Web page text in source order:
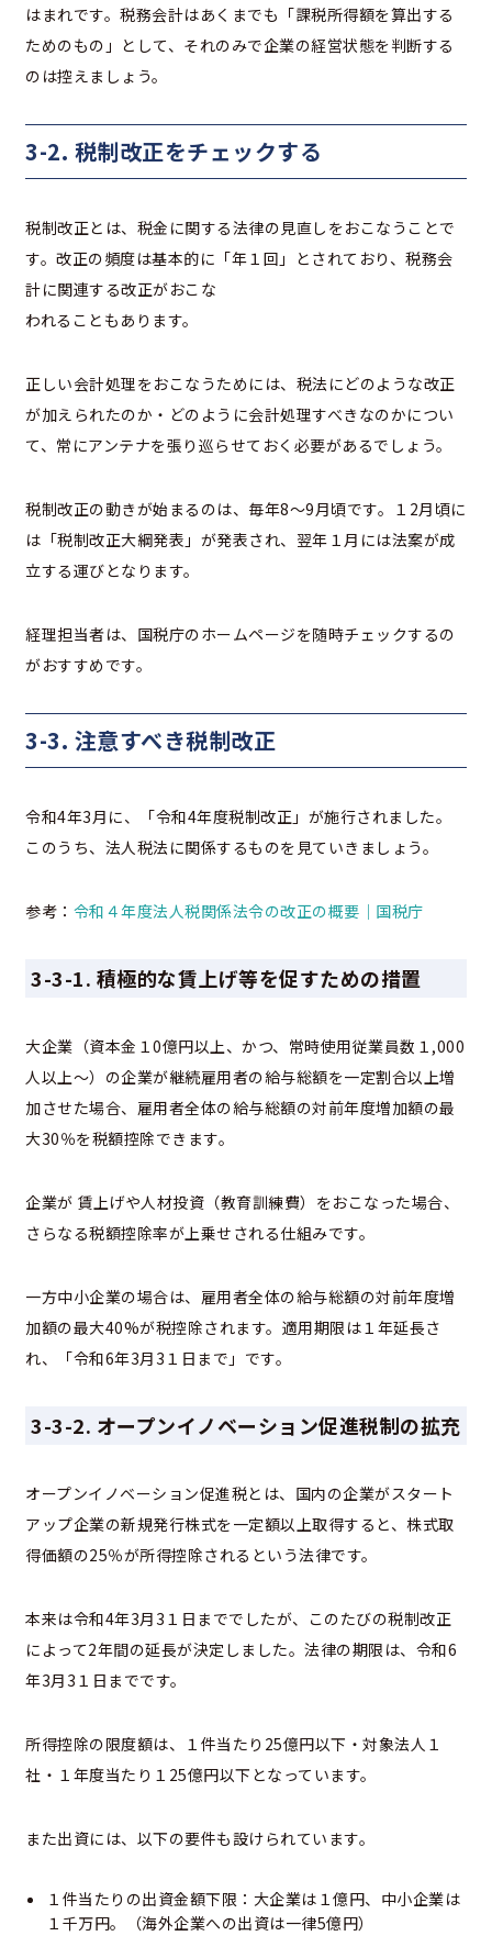
はまれです。税務会計はあくまでも「課税所得額を算出する
ためのもの」として、それのみで企業の経営状態を判断する
のは控えましょう。
3-2. 税制改正をチェックする
税制改正とは、税金に関する法律の見直しをおこなうことで
す。改正の頻度は基本的に「年１回」とされており、税務会
計に関連する改正がおこな
われることもあります。
正しい会計処理をおこなうためには、税法にどのような改正
が加えられたのか・どのように会計処理すべきなのかについ
て、常にアンテナを張り巡らせておく必要があるでしょう。
税制改正の動きが始まるのは、毎年8～9月頃です。１2月頃に
は「税制改正大綱発表」が発表され、翌年１月には法案が成
立する運びとなります。
経理担当者は、国税庁のホームページを随時チェックするの
がおすすめです。
3-3. 注意すべき税制改正
令和4年3月に、「令和4年度税制改正」が施行されました。
このうち、法人税法に関係するものを見ていきましょう。
参考： 令和４年度法人税関係法令の改正の概要｜国税庁
3-3-1. 積極的な賃上げ等を促すための措置
大企業（資本金１0億円以上、かつ、常時使用従業員数１,000
人以上～）の企業が継続雇用者の給与総額を一定割合以上増
加させた場合、雇用者全体の給与総額の対前年度増加額の最
大30％を税額控除できます。
企業が 賃上げや人材投資（教育訓練費）をおこなった場合、
さらなる税額控除率が上乗せされる仕組みです。
一方中小企業の場合は、雇用者全体の給与総額の対前年度増
加額の最大40%が税控除されます。適用期限は１年延長さ
れ、「令和6年3月3１日まで」です。
3-3-2. オープンイノベーション促進税制の拡充
オープンイノベーション促進税とは、国内の企業がスタート
アップ企業の新規発行株式を一定額以上取得すると、株式取
得価額の25％が所得控除されるという法律です。
本来は令和4年3月3１日まででしたが、このたびの税制改正
によって2年間の延長が決定しました。法律の期限は、令和6
年3月3１日までです。
所得控除の限度額は、１件当たり25億円以下・対象法人１
社・１年度当たり１25億円以下となっています。
また出資には、以下の要件も設けられています。
１件当たりの出資金額下限：大企業は１億円、中小企業は
１千万円。（海外企業への出資は一律5億円）